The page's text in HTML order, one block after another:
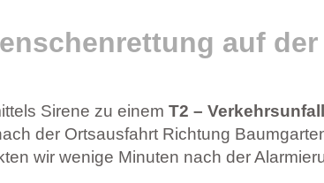
auf der
Sirene zu einemT2 –
der Ortsausfahrt Richtung
wir wenige Minuten nach der